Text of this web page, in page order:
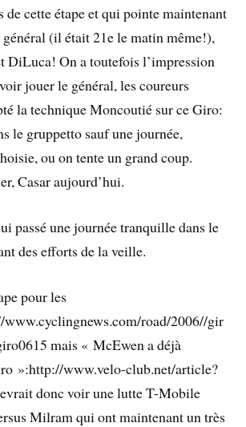
de cette étape et qui pointe maintenant
(il était 21e le matin même!),
DiLuca! On a toutefois l’impression
jouer le général, les coureurs
la technique Moncoutié sur ce Giro:
le gruppetto sauf une journée,
ou on tente un grand coup.
Casar aujourd’hui.
passé une journée tranquille dans le
des efforts de la veille.
pour les
road/2006//gir
mais « McEwen a déjà
»:http://www.velo-club.net/article?
donc voir une lutte T-Mobile
Milram qui ont maintenant un très